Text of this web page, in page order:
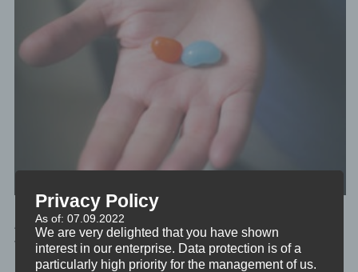
Als häufige Motive für die sogenannte Pornosucht – Abhängigkeit
von Pornografie – sehen die Experten fehlende sexuelle
Befriedigung, Einsamkeit...
Privacy Policy
As of: 07.09.2022
We are very delighted that you have shown
interest in our enterprise. Data protection is of a
particularly high priority for the management of us.